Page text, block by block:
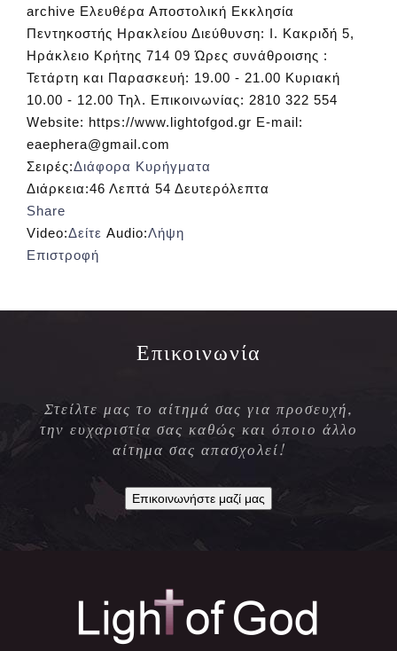
archive Ελευθέρα Αποστολική Εκκλησία
Πεντηκοστής Ηρακλείου Διεύθυνση: Ι. Κακριδή 5,
Ηράκλειο Κρήτης 714 09 Ώρες συνάθροισης :
Τετάρτη και Παρασκευή: 19.00 - 21.00 Κυριακή
10.00 - 12.00 Τηλ. Επικοινωνίας: 2810 322 554
Website: https://www.lightofgod.gr E-mail:
eaephera@gmail.com
Σειρές:Διάφορα Κυρήγματα
Διάρκεια:46 Λεπτά 54 Δευτερόλεπτα
Share
Video:Δείτε Audio:Λήψη
Επιστροφή
Επικοινωνία
Στείλτε μας το αίτημά σας για προσευχή,
την ευχαριστία σας καθώς και όποιο άλλο
αίτημα σας απασχολεί!
Επικοινωνήστε μαζί μας